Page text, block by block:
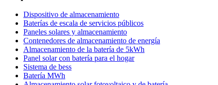
Dispositivo de almacenamiento
Baterías de escala de servicios públicos
Paneles solares y almacenamiento
Contenedores de almacenamiento de energía
Almacenamiento de la batería de 5kWh
Panel solar con batería para el hogar
Sistema de bess
Batería MWh